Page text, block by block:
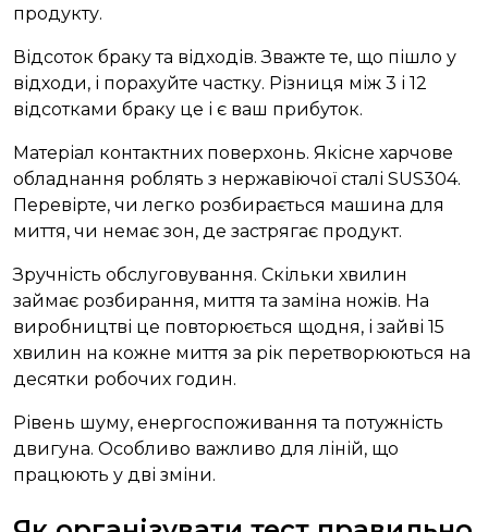
продукту.
Відсоток браку та відходів. Зважте те, що пішло у
відходи, і порахуйте частку. Різниця між 3 і 12
відсотками браку це і є ваш прибуток.
Матеріал контактних поверхонь. Якісне харчове
обладнання роблять з нержавіючої сталі SUS304.
Перевірте, чи легко розбирається машина для
миття, чи немає зон, де застрягає продукт.
Зручність обслуговування. Скільки хвилин
займає розбирання, миття та заміна ножів. На
виробництві це повторюється щодня, і зайві 15
хвилин на кожне миття за рік перетворюються на
десятки робочих годин.
Рівень шуму, енергоспоживання та потужність
двигуна. Особливо важливо для ліній, що
працюють у дві зміни.